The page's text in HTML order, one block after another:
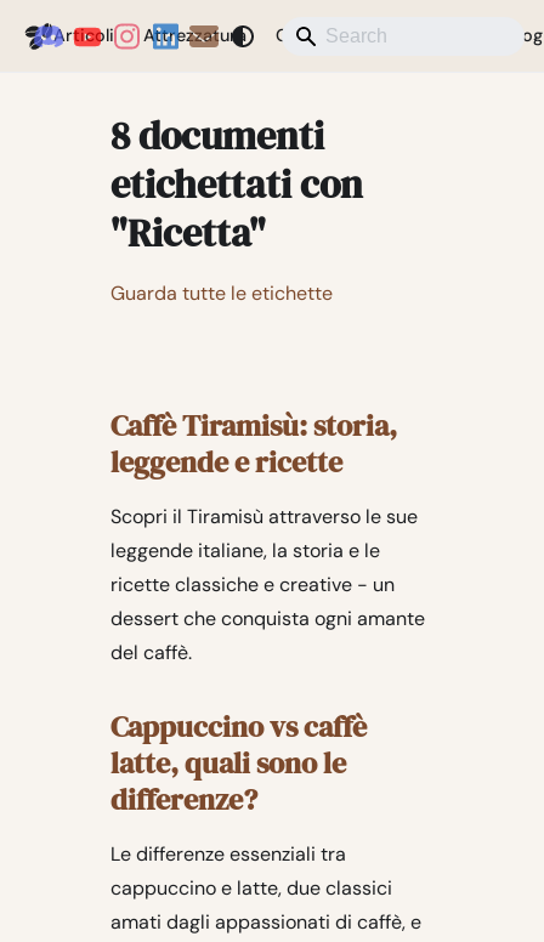
Coffeegeek
Articoli Attrezzatura Caffè Notizie Blog
8 documenti
etichettati con
"Ricetta"
Guarda tutte le etichette
Caffè Tiramisù: storia,
leggende e ricette
Scopri il Tiramisù attraverso le sue
leggende italiane, la storia e le
ricette classiche e creative - un
dessert che conquista ogni amante
del caffè.
Cappuccino vs caffè
latte, quali sono le
differenze?
Le differenze essenziali tra
cappuccino e latte, due classici
amati dagli appassionati di caffè, e